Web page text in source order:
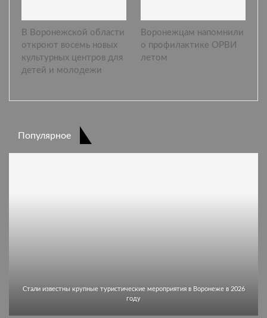
В Воронежской области
откроют восемь новых
культурных центров для
детей и молодежи
Воронежцам напомнили
о профилактике ОРВИ
летом
Популярное
Стали известны крупные туристические мероприятия в Воронеже в 2026
году